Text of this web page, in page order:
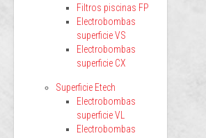
Filtros piscinas FP
Electrobombas
superficie VS
Electrobombas
superficie CX
Superficie Etech
Electrobombas
superficie VL
Electrobombas